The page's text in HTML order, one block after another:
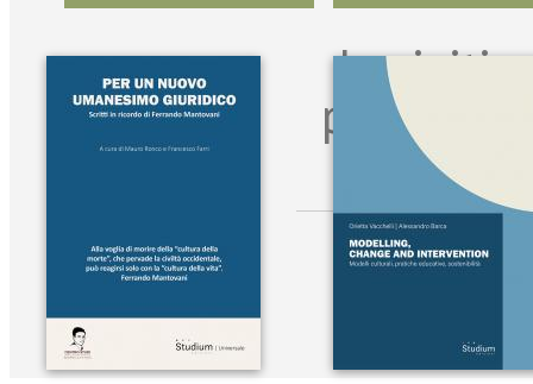
Iscriviti
per
sulle